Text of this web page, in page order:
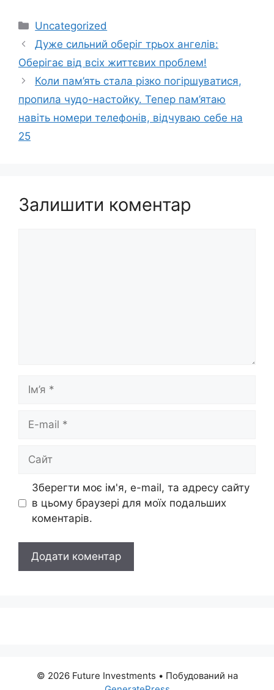
Категорії
Uncategorized
Дуже сильний оберіг трьох ангелів:
Оберігає від всіх життєвих проблем!
Коли пам’ять стала різко погіршуватися,
пропила чудо-настойку. Тепер пам’ятаю
навіть номери телефонів, відчуваю себе на
25
Залишити коментар
Ім’я
Сайт
Зберегти моє ім'я, e-mail, та адресу сайту
в цьому браузері для моїх подальших
коментарів.
© 2026 Future Investments • Побудований на